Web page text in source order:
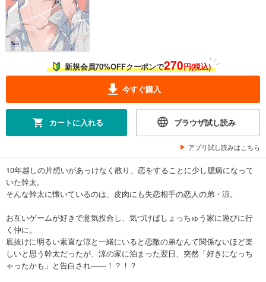
新規会員70%OFFクーポンで270円(税込)
今すぐ購入
カートに入れる ブラウザ試し読み
アプリ試し読みはこちら
10年越しの片想いがあっけなく散り、恋をすることに少し臆病になって
いた幹太。
そんな幹太に懐いているのは、皮肉にも失恋相手の恋人の弟・涼。
お互いゲームが好きで意気投合し、気づけばしょっちゅう家に遊びに行
く仲に。
底抜けに明るい素直な涼と一緒にいると恋敵の弟なんて関係ないほど楽
しいと思う幹太だったが、涼の家に泊まった翌日、突然「好きになっち
ゃったかも」と告白され――！？！？